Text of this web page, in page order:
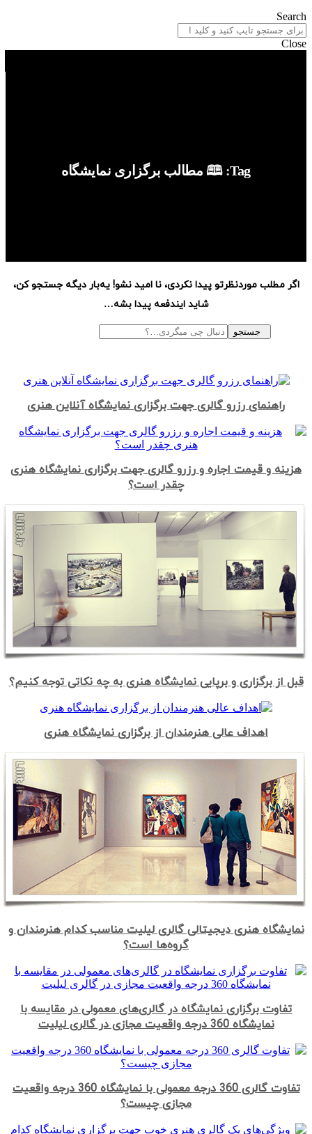
Search
Close
Tag: 🕮 مطالب برگزاری نمایشگاه
اگر مطلب موردنظرتو پیدا نکردی، نا امید نشو! یه‌بار دیگه جستجو کن،
شاید ایندفعه پیدا بشه…
جستجو
راهنمای رزرو گالری جهت برگزاری نمایشگاه آنلاین هنری
هزینه و قیمت اجاره و رزرو گالری جهت برگزاری نمایشگاه هنری
چقدر است؟
قبل از برگزاری و برپایی نمایشگاه هنری به چه نکاتی توجه کنیم؟
اهداف عالی هنرمندان از برگزاری نمایشگاه هنری
نمایشگاه هنری دیجیتالی گالری لیلیت مناسب کدام هنرمندان و
گروه‌ها است؟
تفاوت برگزاری نمایشگاه در گالری‌های معمولی در مقایسه با
نمایشگاه 360 درجه واقعیت مجازی در گالری لیلیت
تفاوت گالری 360 درجه معمولی با نمایشگاه 360 درجه واقعیت
مجازی چیست؟